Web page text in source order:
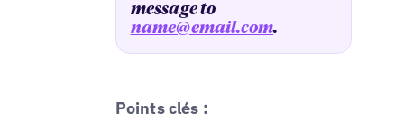
message to
name@email.com.
Points clés :